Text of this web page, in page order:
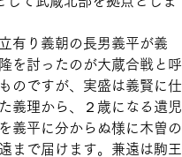
有り義朝の長男義平が義
を討ったのが大蔵合戦と呼
のですが、実盛は義賢に仕
義理から、２歳になる遺児
義平に分からぬ様に木曽の
まで届けます。兼遠は駒王